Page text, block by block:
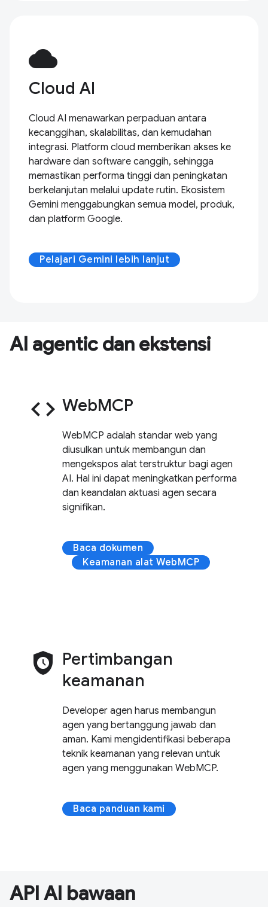
cloud
Cloud AI
Cloud AI menawarkan perpaduan antara
kecanggihan, skalabilitas, dan kemudahan
integrasi. Platform cloud memberikan akses ke
hardware dan software canggih, sehingga
memastikan performa tinggi dan peningkatan
berkelanjutan melalui update rutin. Ekosistem
Gemini menggabungkan semua model, produk,
dan platform Google.
Pelajari Gemini lebih lanjut
AI agentic dan ekstensi
code WebMCP
WebMCP adalah standar web yang
diusulkan untuk membangun dan
mengekspos alat terstruktur bagi agen
AI. Hal ini dapat meningkatkan performa
dan keandalan aktuasi agen secara
signifikan.
Baca dokumen
Keamanan alat WebMCP
safety_check Pertimbangan
keamanan
Developer agen harus membangun
agen yang bertanggung jawab dan
aman. Kami mengidentifikasi beberapa
teknik keamanan yang relevan untuk
agen yang menggunakan WebMCP.
Baca panduan kami
API AI bawaan